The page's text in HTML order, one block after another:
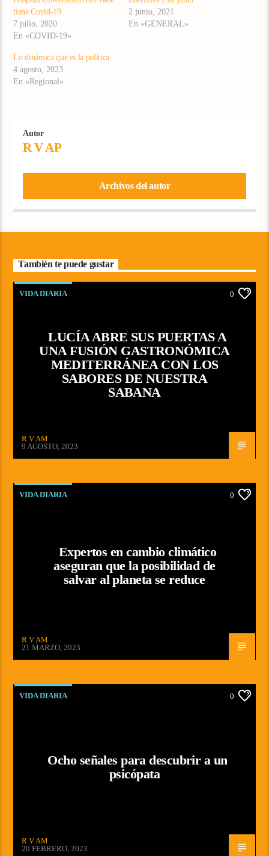
tiene Covid-19
7 julio, 2020
En «COVID-19»
2 junio, 2021
En «GENERAL»
Lo dinámica que es la política
4 agosto, 2023
En «Regional»
Autor
R V AP
Archivos del autor
También te puede gustar
VIDA DIARIA 0
LUCÍA ABRE SUS PUERTAS A
UNA FUSIÓN GASTRONÓMICA
MEDITERRÁNEA CON LOS
SABORES DE NUESTRA
SABANA
R V AM
9 AGOSTO, 2023
VIDA DIARIA 0
Expertos en cambio climático
aseguran que la posibilidad de
salvar al planeta se reduce
R V AM
21 MARZO, 2023
VIDA DIARIA 0
Ocho señales para descubrir a un
psicópata
R V AM
20 FEBRERO, 2023